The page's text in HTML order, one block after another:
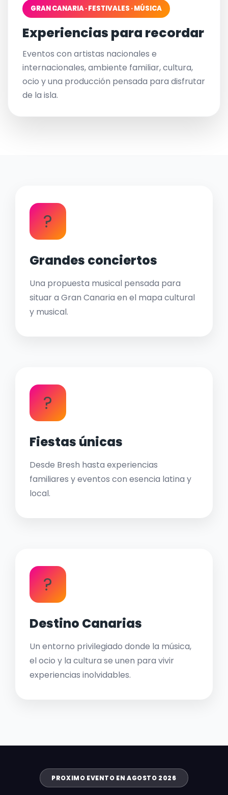
GRAN CANARIA · FESTIVALES · MÚSICA
Experiencias para recordar
Eventos con artistas nacionales e
internacionales, ambiente familiar, cultura,
ocio y una producción pensada para disfrutar
de la isla.
?
Grandes conciertos
Una propuesta musical pensada para
situar a Gran Canaria en el mapa cultural
y musical.
?
Fiestas únicas
Desde Bresh hasta experiencias
familiares y eventos con esencia latina y
local.
?
Destino Canarias
Un entorno privilegiado donde la música,
el ocio y la cultura se unen para vivir
experiencias inolvidables.
PROXIMO EVENTO EN AGOSTO 2026